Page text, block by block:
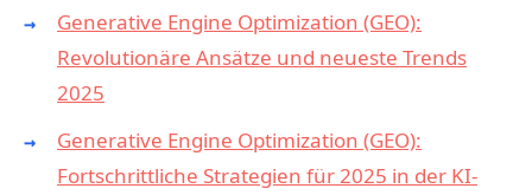
Generative Engine Optimization (GEO):
Revolutionäre Ansätze und neueste Trends
2025
Generative Engine Optimization (GEO):
Fortschrittliche Strategien für 2025 in der KI-